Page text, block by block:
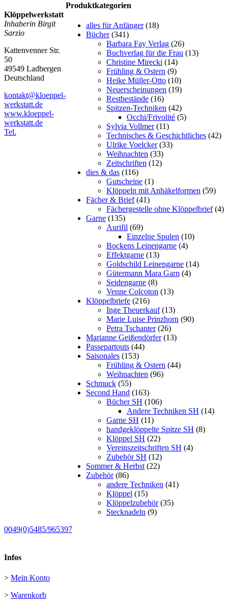
Produktkategorien
alles für Anfänger (18)
Bücher (341)
Barbara Fay Verlag (26)
Buchverlag für die Frau (13)
Christine Mirecki (14)
Frühling & Ostern (9)
Heike Müller-Otto (10)
Neuerscheinungen (19)
Restbestände (16)
Spitzen-Techniken (42)
Occhi/Frivolité (5)
Sylvia Vollmer (11)
Technisches & Geschichtliches (42)
Ulrike Voelcker (33)
Weihnachten (33)
Zeitschriften (12)
dies & das (116)
Gutscheine (1)
Klöppeln mit Anhäkelformen (59)
Fächer & Brief (41)
Fächergestelle ohne Klöppelbrief (4)
Garne (135)
Aurifil (69)
Einzelne Spulen (10)
Bockens Leinengarne (4)
Effektgarne (13)
Goldschild Leinengarne (14)
Gütermann Mara Garn (4)
Seidengarne (8)
Venne Colcoton (13)
Klöppelbriefe (216)
Inge Theuerkauf (13)
Marie Luise Prinzhorn (90)
Petra Tschanter (26)
Marianne Geißendörfer (13)
Passepartouts (44)
Saisonales (153)
Frühling & Ostern (44)
Weihnachten (96)
Schmuck (55)
Second Hand (163)
Bücher SH (106)
Andere Techniken SH (14)
Garne SH (11)
handgeklöppelte Spitze SH (8)
Klöppel SH (22)
Vereinszeitschriften SH (4)
Zubehör SH (12)
Sommer & Herbst (22)
Zubehör (86)
andere Techniken (41)
Klöppel (15)
Klöppelzubehör (35)
Stecknadeln (9)
Klöppelwerkstatt
Inhaberin Birgit
Sarzio
Kattenvenner Str.
50
49549 Ladbergen
Deutschland
kontakt@kloeppel-
werkstatt.de
www.kloeppel-
werkstatt.de
Tel.
0049(0)5485/965397
Infos
> Mein Konto
> Warenkorb